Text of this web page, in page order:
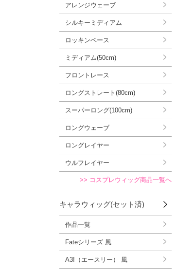
アレンジウェーブ
シルキーミディアム
ロッキンベース
ミディアム(50cm)
フロントレース
ロングストレート(80cm)
スーパーロング(100cm)
ロングウェーブ
ロングレイヤー
ウルフレイヤー
>> コスプレウィッグ商品一覧へ
キャラウィッグ(セット済)
作品一覧
Fateシリーズ 風
A3!（エースリー） 風